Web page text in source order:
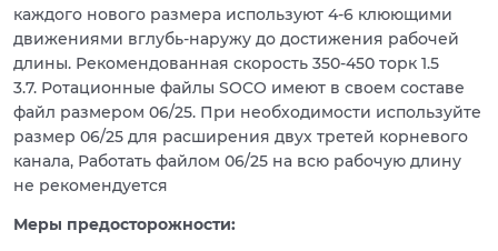
каждого нового размера используют 4-6 клюющими
движениями вглубь-наружу до достижения рабочей
длины. Рекомендованная скорость 350-450 торк 1.5
3.7. Ротационные файлы SOCO имеют в своем составе
файл размером 06/25. При необходимости используйте
размер 06/25 для расширения двух третей корневого
канала, Работать файлом 06/25 на всю рабочую длину
не рекомендуется
Меры предосторожности: